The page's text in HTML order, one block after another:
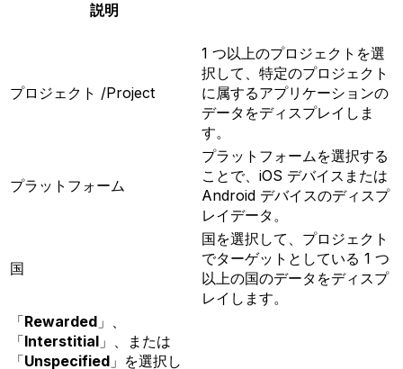
説明
プロジェクト /Project
1 つ以上のプロジェクトを選
択して、特定のプロジェクト
に属するアプリケーションの
データをディスプレイしま
す。
プラットフォーム
プラットフォームを選択する
ことで、iOS デバイスまたは
Android デバイスのディスプ
レイデータ。
国
国を選択して、プロジェクト
でターゲットとしている 1 つ
以上の国のデータをディスプ
レイします。
「Rewarded 」、
「Interstitial 」、または
「Unspecified 」を選択し